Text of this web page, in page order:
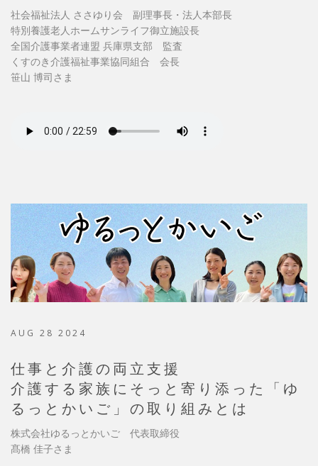
社会福祉法人 ささゆり会 副理事長・法人本部長
特別養護老人ホームサンライフ御立施設長
全国介護事業者連盟 兵庫県支部 監査
くすのき介護福祉事業協同組合 会長
笹山 博司さま
AUG 28 2024
仕事と介護の両立支援
介護する家族にそっと寄り添った「ゆ
るっとかいご」の取り組みとは
株式会社ゆるっとかいご 代表取締役
髙橋 佳子さま